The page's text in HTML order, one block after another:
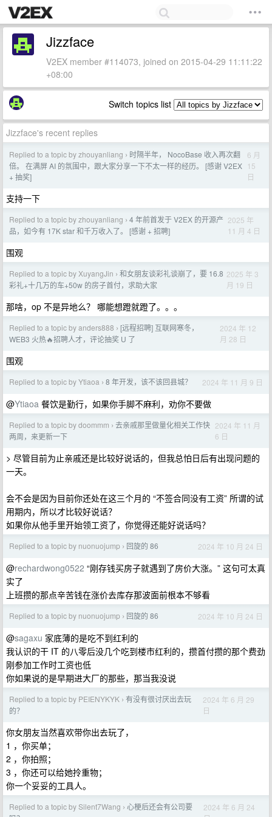
Jizzface
V2EX member #114073, joined on 2015-04-29 11:11:22
+08:00
Switch topics list
Jizzface's recent replies
Replied to a topic by zhouyanliang › 时隔半年， NocoBase 收入再次翻
倍。 在满屏 AI 的氛围中，跟大家分享一下不太一样的经历。 [感谢 V2EX
+ 抽奖]
6 月
15
日
支持一下
Replied to a topic by zhouyanliang › 4 年前首发于 V2EX 的开源产
品，如今有 17K star 和千万收入了。 [感谢 + 招聘]
2025 年
11 月 4 日
围观
Replied to a topic by XuyangJin › 和女朋友谈彩礼谈崩了，要 16.8
彩礼+十几万的车+50w 的房子首付，求助大家
2025 年 3
月 19 日
那啥，op 不是异地么？ 哪能想蹬就蹬了。。。
Replied to a topic by anders888 › [远程招聘] 互联网寒冬，
WEB3 火热🔥招聘人才，评论抽奖 U 了
2024 年 12
月 28 日
围观
Replied to a topic by Ytiaoa › 8 年开发，该不该回县城？ 2024 年 11 月 9 日
@Ytiaoa 餐饮是勤行，如果你手脚不麻利，劝你不要做
Replied to a topic by doommm › 去亲戚那里做量化相关工作快
两周，来更新一下
2024 年 11 月
6 日
> 尽管目前为止亲戚还是比较好说话的，但我总怕日后有出现问题的
一天。
会不会是因为目前你还处在这三个月的 “不签合同没有工资” 所谓的试
用期内，所以才比较好说话？
如果你从他手里开始领工资了，你觉得还能好说话吗？
Replied to a topic by nuonuojump › 回旋的 86 2024 年 10 月 24 日
@rechardwong0522 “刚存钱买房子就遇到了房价大涨。” 这句可太真
实了
上班攒的那点辛苦钱在涨价去库存那波面前根本不够看
Replied to a topic by nuonuojump › 回旋的 86 2024 年 10 月 24 日
@sagaxu 家底薄的是吃不到红利的
我认识的干 IT 的八零后没几个吃到楼市红利的，攒首付攒的那个费劲
刚参加工作时工资也低
你如果说的是早期进大厂的那些，那当我没说
Replied to a topic by PEIENYKYK › 有没有很讨厌出去玩
的？
2024 年 6 月 29
日
你女朋友当然喜欢带你出去玩了，
1 ，你买单；
2 ，你拍照；
3 ，你还可以给她拎重物；
你一个妥妥的工具人。
Replied to a topic by Silent7Wang › 心梗后还会有公司要
2024 年 6 月 24